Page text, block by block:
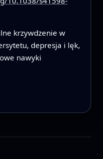
krzywdzenie w
depresja i lęk,
nawyki